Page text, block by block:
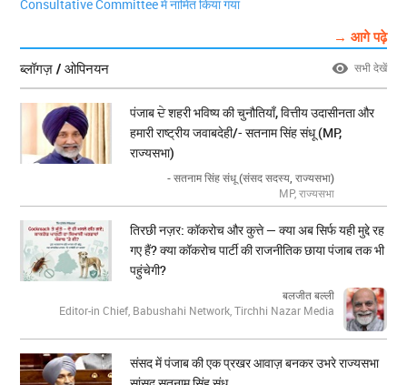
Consultative Committee में नामित किया गया
→ आगे पढ़े
ब्लॉगज़ / ओपिनयन
सभी देखें
पंजाब ਦੇ शहरी भविष्य की चुनौतियाँ, वित्तीय उदासीनता और
हमारी राष्ट्रीय जवाबदेही/- सतनाम सिंह संधू (MP,
राज्यसभा)
- सतनाम सिंह संधू (संसद सदस्य, राज्यसभा)
MP, राज्यसभा
तिरछी नज़र: कॉकरोच और कुत्ते — क्या अब सिर्फ यही मुद्दे रह
गए हैं? क्या कॉकरोच पार्टी की राजनीतिक छाया पंजाब तक भी
पहुंचेगी?
बलजीत बल्ली
Editor-in Chief, Babushahi Network, Tirchhi Nazar Media
संसद में पंजाब की एक प्रखर आवाज़ बनकर उभरे राज्यसभा